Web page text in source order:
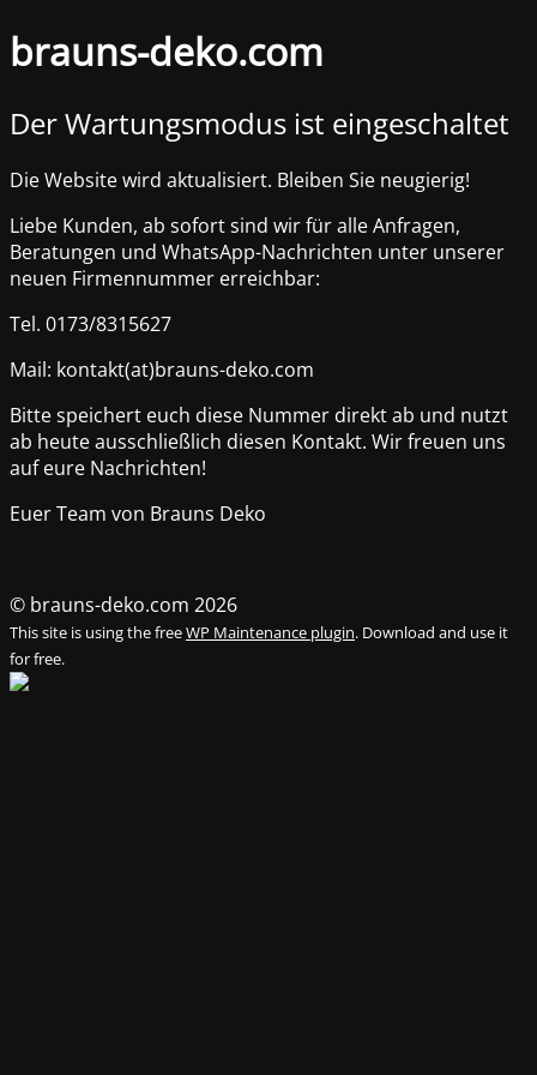
brauns-deko.com
Der Wartungsmodus ist eingeschaltet
Die Website wird aktualisiert. Bleiben Sie neugierig!
Liebe Kunden, ab sofort sind wir für alle Anfragen,
Beratungen und WhatsApp-Nachrichten unter unserer
neuen Firmennummer erreichbar:
Tel. 0173/8315627
Mail: kontakt(at)brauns-deko.com
Bitte speichert euch diese Nummer direkt ab und nutzt
ab heute ausschließlich diesen Kontakt. Wir freuen uns
auf eure Nachrichten!
Euer Team von Brauns Deko
© brauns-deko.com 2026
This site is using the freeWP Maintenance plugin. Download and use it
for free.